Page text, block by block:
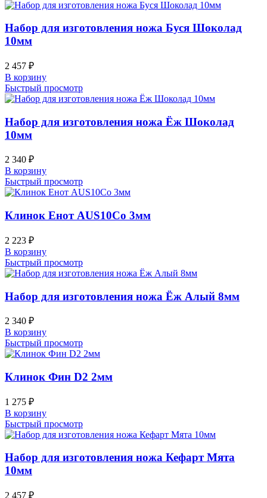
Набор для изготовления ножа Буся Шоколад
10мм
2 457 ₽
В корзину
Быстрый просмотр
Набор для изготовления ножа Ёж Шоколад
10мм
2 340 ₽
В корзину
Быстрый просмотр
Клинок Енот AUS10Co 3мм
2 223 ₽
В корзину
Быстрый просмотр
Набор для изготовления ножа Ёж Алый 8мм
2 340 ₽
В корзину
Быстрый просмотр
Клинок Фин D2 2мм
1 275 ₽
В корзину
Быстрый просмотр
Набор для изготовления ножа Кефарт Мята
10мм
2 457 ₽